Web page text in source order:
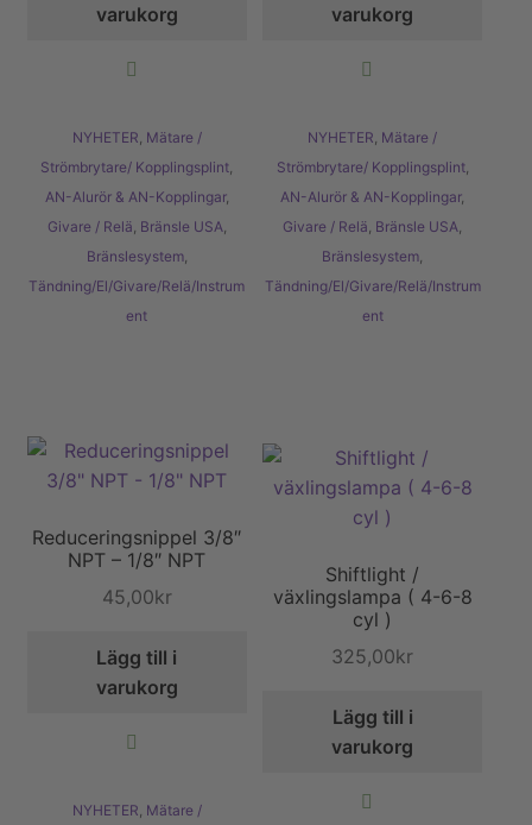
varukorg
NYHETER Mätare /
Strömbrytare/ Kopplingsplint
AN-Alurör & AN-Kopplingar,
Givare / Relä Bränsle USA
Bränslesystem,
Tändning/El/Givare/Relä/Instrum
ent
varukorg
NYHETER Mätare /
Strömbrytare/ Kopplingsplint,
AN-Alurör & AN-Kopplingar,
Givare / Relä Bränsle USA
Bränslesystem
Tändning/El/Givare/Relä/Instrum
ent
Reduceringsnippel 3/8″
NPT – 1/8″ NPT
45,00kr
Lägg till i
varukorg
NYHETER Mätare /
Shiftlight /
växlingslampa ( 4-6-8
cyl )
325,00kr
Lägg till i
varukorg